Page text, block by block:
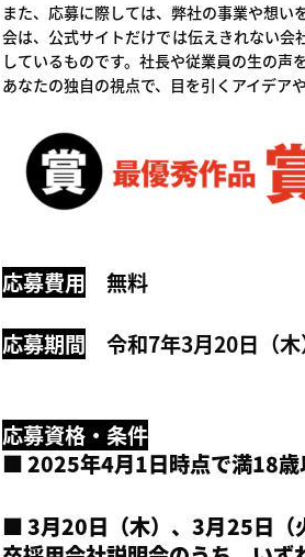
また、応募に際しては、弊社の事業や想
会は、公式サイトだけでは伝えきれない会
しているものです。社長や従業員の生の声
あなたの独自の視点で、目を引くアイデア
応募費用 無料
応募期間 令和7年3月20日（木
応募資格・条件
■ 2025年4月1日時点で満18歳
■ 3月20日（木）、3月25日（